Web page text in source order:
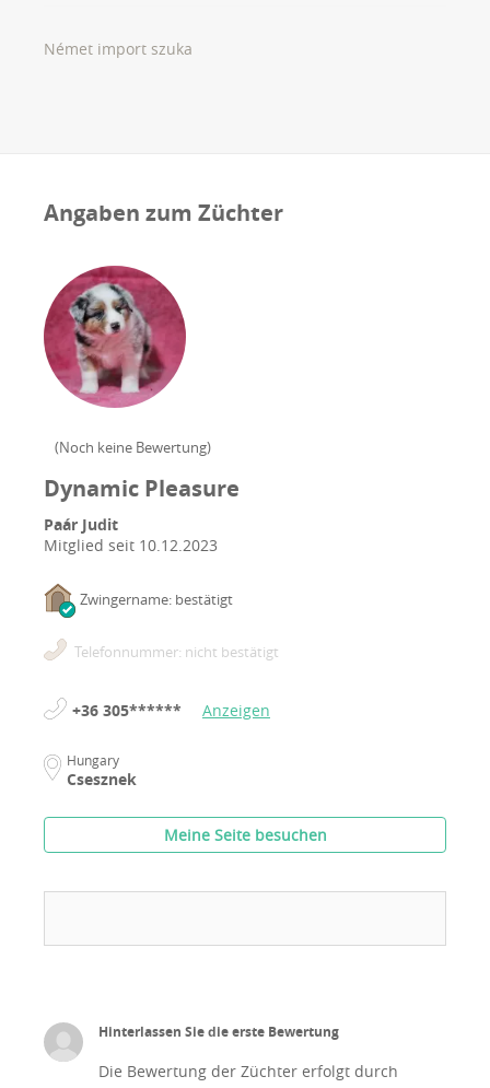
Német import szuka
Angaben zum Züchter
(Noch keine Bewertung)
Dynamic Pleasure
Paár Judit
Mitglied seit 10.12.2023
Zwingername: bestätigt
Telefonnummer: nicht bestätigt
+36 305****** Anzeigen
Hungary
Csesznek
Meine Seite besuchen
Hinterlassen Sie die erste Bewertung
Die Bewertung der Züchter erfolgt durch